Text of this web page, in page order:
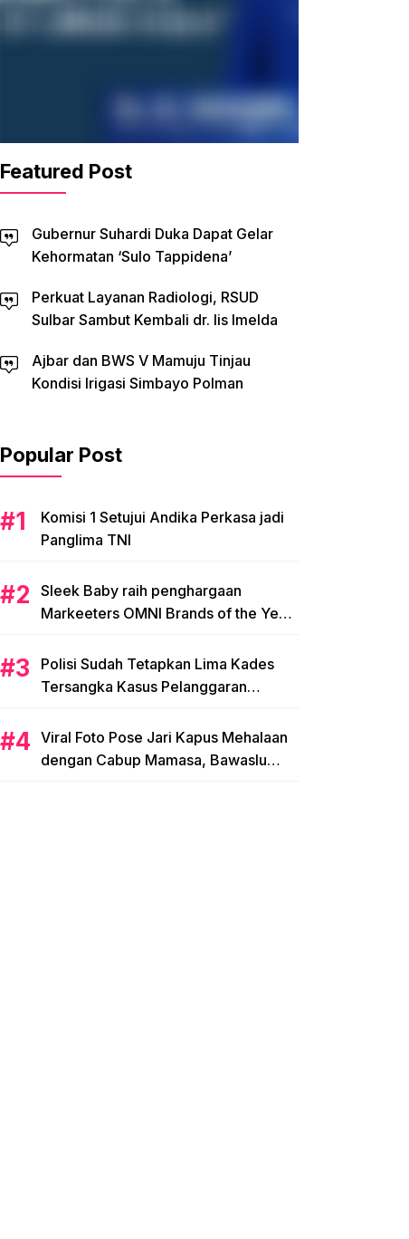
Featured Post
Gubernur Suhardi Duka Dapat Gelar
Kehormatan ‘Sulo Tappidena’
Perkuat Layanan Radiologi, RSUD
Sulbar Sambut Kembali dr. Iis Imelda
Ajbar dan BWS V Mamuju Tinjau
Kondisi Irigasi Simbayo Polman
Popular Post
Komisi 1 Setujui Andika Perkasa jadi
Panglima TNI
Sleek Baby raih penghargaan
Markeeters OMNI Brands of the Year
Polisi Sudah Tetapkan Lima Kades
Tersangka Kasus Pelanggaran
Viral Foto Pose Jari Kapus Mehalaan
dengan Cabup Mamasa, Bawaslu